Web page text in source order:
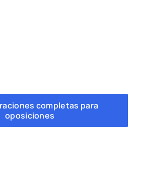
completas para
oposiciones